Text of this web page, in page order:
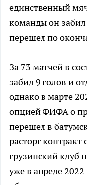
единственный
команды он забил
перешел по
За 73 матчей в
забил 9 голов и
однако в марте
опцией ФИФА о
перешел в
расторг
грузинский клуб
уже в апреле